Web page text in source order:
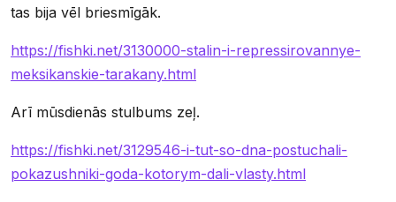
tas bija vēl briesmīgāk.
https://fishki.net/3130000-stalin-i-repressirovannye-
meksikanskie-tarakany.html
Arī mūsdienās stulbums zeļ.
https://fishki.net/3129546-i-tut-so-dna-postuchali-
pokazushniki-goda-kotorym-dali-vlasty.html